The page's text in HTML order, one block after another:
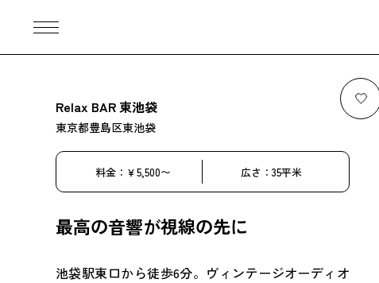
Relax BAR 東池袋
東京都豊島区東池袋
料金：￥5,500〜 広さ：35平米
最高の音響が視線の先に
池袋駅東口から徒歩6分。ヴィンテージオーディオ